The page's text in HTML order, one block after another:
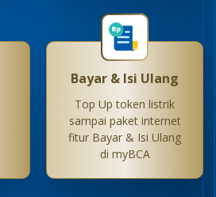
Bayar & Isi Ulang
Top Up token listrik
sampai paket internet
fitur Bayar & Isi Ulang
di myBCA